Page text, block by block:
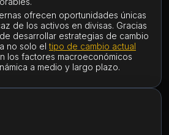
ofrecen oportunidades únicas
de los activos en divisas. Gracias
desarrollar estrategias de cambio
no solo el tipo de cambio actual
los factores macroeconómicos
a medio y largo plazo.